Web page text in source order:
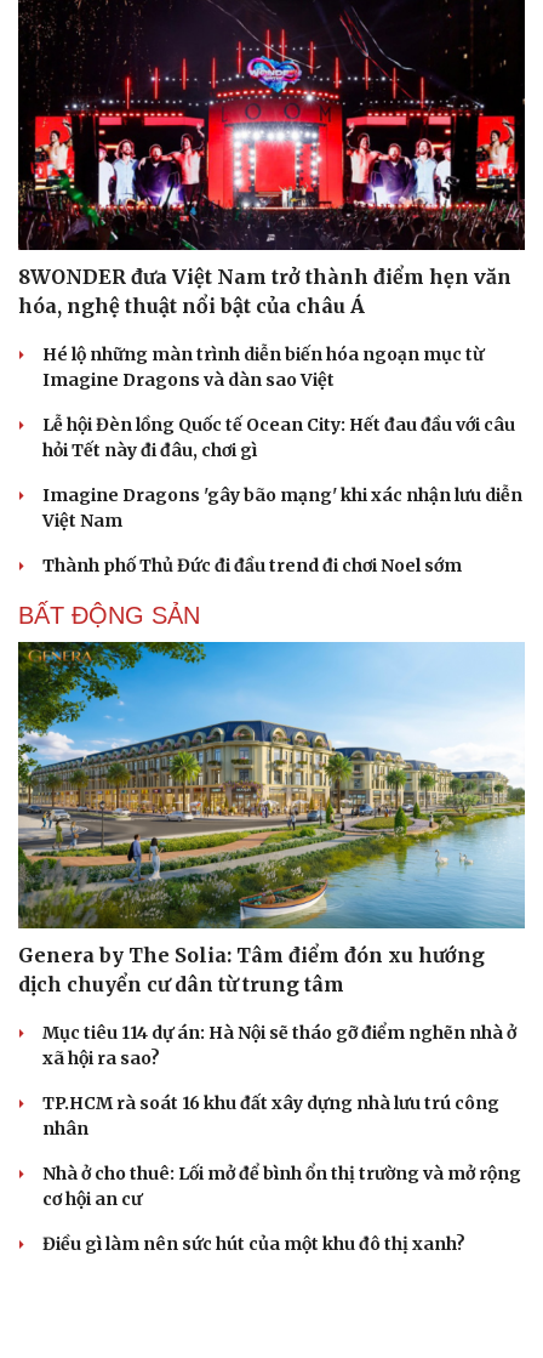
Tư vấn
Săn Tour
check-in
Câu chuyện thời sự
Đọc truyện đêm khuya
Cửa sổ tình yêu
Kể chuyện cho bé
Hạt giống tâm hồn
Cải chính
8WONDER đưa Việt Nam trở thành điểm hẹn văn
hóa, nghệ thuật nổi bật của châu Á
Hé lộ những màn trình diễn biến hóa ngoạn mục từ
Imagine Dragons và dàn sao Việt
Lễ hội Đèn lồng Quốc tế Ocean City: Hết đau đầu với câu
hỏi Tết này đi đâu, chơi gì
Imagine Dragons 'gây bão mạng' khi xác nhận lưu diễn
Việt Nam
Thành phố Thủ Đức đi đầu trend đi chơi Noel sớm
BẤT ĐỘNG SẢN
Genera by The Solia: Tâm điểm đón xu hướng
dịch chuyển cư dân từ trung tâm
Mục tiêu 114 dự án: Hà Nội sẽ tháo gỡ điểm nghẽn nhà ở
xã hội ra sao?
TP.HCM rà soát 16 khu đất xây dựng nhà lưu trú công
nhân
Nhà ở cho thuê: Lối mở để bình ổn thị trường và mở rộng
cơ hội an cư
Điều gì làm nên sức hút của một khu đô thị xanh?